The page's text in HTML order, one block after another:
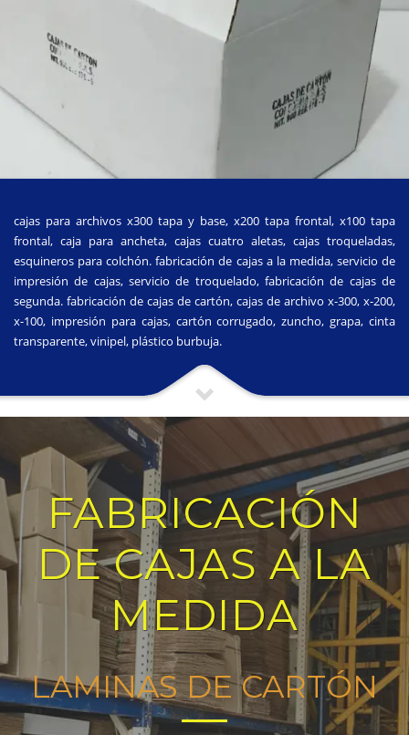
cajas para archivos x300 tapa y base, x200 tapa frontal, x100 tapa
frontal, caja para ancheta, cajas cuatro aletas, cajas troqueladas,
esquineros para colchón. fabricación de cajas a la medida, servicio de
impresión de cajas, servicio de troquelado, fabricación de cajas de
segunda. fabricación de cajas de cartón, cajas de archivo x-300, x-200,
x-100, impresión para cajas, cartón corrugado, zuncho, grapa, cinta
transparente, vinipel, plástico burbuja.
FABRICACIÓN
DE CAJAS A LA
MEDIDA
LAMINAS DE CARTÓN